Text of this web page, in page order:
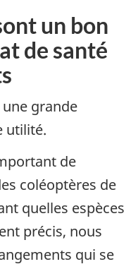
un bon
de santé
grande
utilité.
de
coléoptères de
quelles espèces
précis, nous
qui se